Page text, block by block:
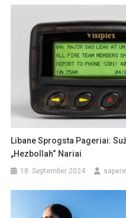
Libane Sprogsta Pageriai:
„Hezbollah“ Nariai
18. September 2024